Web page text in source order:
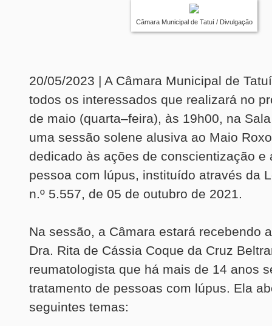
Câmara Municipal de Tatuí / Divulgação
20/05/2023 | A Câmara Municipal de
todos os interessados que realizará no
de maio (quarta–feira), às 19h00, na
uma sessão solene alusiva ao Maio
dedicado às ações de conscientização e
pessoa com lúpus, instituído através da
n.º 5.557, de 05 de outubro de 2021.
Na sessão, a Câmara estará recebendo
Dra. Rita de Cássia Coque da Cruz
reumatologista que há mais de 14 anos
tratamento de pessoas com lúpus. Ela
seguintes temas: